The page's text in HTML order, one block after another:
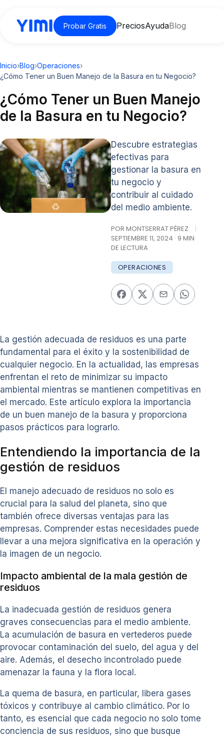
Probar Gratis PreciosAyudaBlog
Inicio›Blog›Operaciones›
¿Cómo Tener un Buen Manejo de la Basura en tu Negocio?
¿Cómo Tener un Buen Manejo
de la Basura en tu Negocio?
Descubre estrategias
efectivas para
gestionar la basura en
tu negocio y
contribuir al cuidado
del medio ambiente.
POR MONTSERRAT PÉREZ
|
SEPTIEMBRE 11, 2024 · 9 MIN
DE LECTURA
OPERACIONES
La gestión adecuada de residuos es una parte
fundamental para el éxito y la sostenibilidad de
cualquier negocio. En la actualidad, las empresas
enfrentan el reto de minimizar su impacto
ambiental mientras se mantienen competitivas en
el mercado. Este artículo explora la importancia
de un buen manejo de la basura y proporciona
pasos prácticos para lograrlo.
Entendiendo la importancia de la
gestión de residuos
El manejo adecuado de residuos no solo es
crucial para la salud del planeta, sino que
también ofrece diversas ventajas para las
empresas. Comprender estas necesidades puede
llevar a una mejora significativa en la operación y
la imagen de un negocio.
Impacto ambiental de la mala gestión de
residuos
La inadecuada gestión de residuos genera
graves consecuencias para el medio ambiente.
La acumulación de basura en vertederos puede
provocar contaminación del suelo, del agua y del
aire. Además, el desecho incontrolado puede
amenazar la fauna y la flora local.
La quema de basura, en particular, libera gases
tóxicos y contribuye al cambio climático. Por lo
tanto, es esencial que cada negocio no solo tome
conciencia de sus residuos, sino que busque